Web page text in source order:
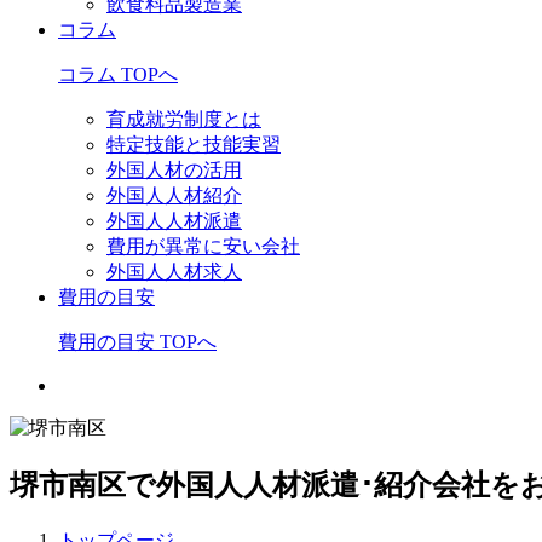
飲食料品製造業
コラム
コラム TOPへ
育成就労制度とは
特定技能と技能実習
外国人材の活用
外国人人材紹介
外国人人材派遣
費用が異常に安い会社
外国人人材求人
費用の目安
費用の目安 TOPへ
堺市南区で外国人人材派遣･紹介会社を